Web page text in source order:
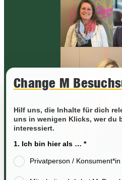
Change M
Hilf uns, die Inhalte für dich
uns in wenigen Klicks, wer du
interessiert.
1. Ich bin hier als … *
Privatperson / Konsument*in